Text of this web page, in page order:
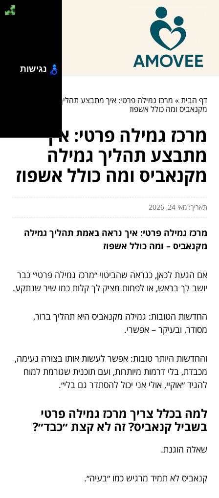
דף הבית» מרכז גמילה פרטי: איך מתבצע תהליך גמילה
מקנאביס ומה כולל אשפוז
מרכז גמילה פרטי: איך
מתבצע תהליך גמילה
מקנאביס ומה כולל אשפוז
תאריך: מאי 24, 2026
מרכז גמילה פרטי: איך נראה באמת תהליך גמילה
מקנאביס – ומה כולל אשפוז
אם הגעת לכאן, כנראה שהביטוי ״מרכז גמילה פרטי״ כבר
יושב לך בראש, או לפחות מציק לך קלות כמו שיר שנתקע.
החדשות הטובות: גמילה מקנאביס היא תהליך ברור,
מסודר, ובעיקר – אפשרי.
והחדשות היותר טובות: אפשר לעשות אותו בצורה נעימה,
מכבדת, בלי דרמות מיותרות, ועם תוכנית שגורמת למוח
להגיד ״אוקיי, אולי אני יכול להסתדר גם בלי״.
למה בכלל צריך מרכז גמילה פרטי
בשביל קנאביס? זה לא קצת ״כבד״?
שאלה הוגנת.
קנאביס לא תמיד מרגיש כמו ״בעיה״.
נגישות